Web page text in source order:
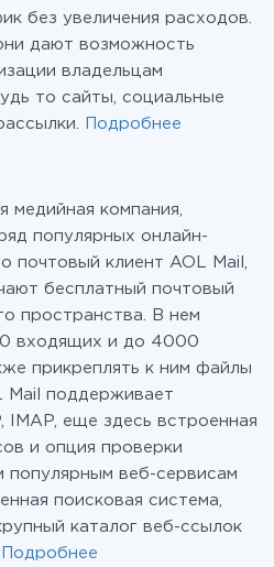
без увеличения расходов.
дают возможность
владельцам
то сайты, социальные
Подробнее
медийная компания,
популярных онлайн-
почтовый клиент AOL Mail,
бесплатный почтовый
пространства. В нем
входящих и до 4000
прикреплять к ним файлы
поддерживает
IMAP, еще здесь встроенная
и опция проверки
популярным веб-сервисам
поисковая система,
каталог веб-ссылок
Подробнее